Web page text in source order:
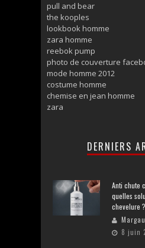
pull and bear
the kooples
lookbook homme
zara homme
reebok pump
photo de couverture
mode homme 2012
costume homme
chemise en jean homme
zara
DERNIERS
Anti chute
quelles
chevelure ?
8 juin